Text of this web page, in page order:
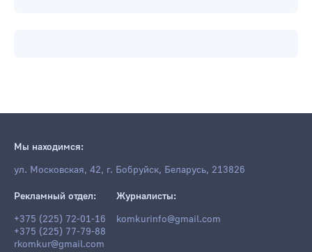
Мы находимся:
ул. Московская, 42, г. Бобруйск, Беларусь, 213826
Рекламный отдел:
+375 (225) 72-01-16
+375 (225) 77-79-88
rkomkur@gmail.com
Журналисты:
komkurinfo@gmail.com